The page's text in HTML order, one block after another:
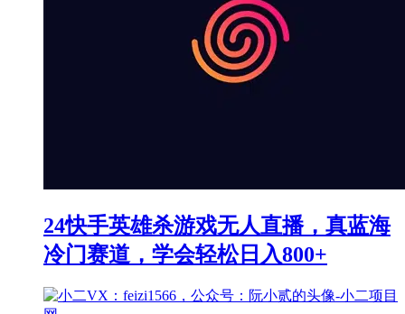
24快手英雄杀游戏无人直播，真蓝海
冷门赛道，学会轻松日入800+